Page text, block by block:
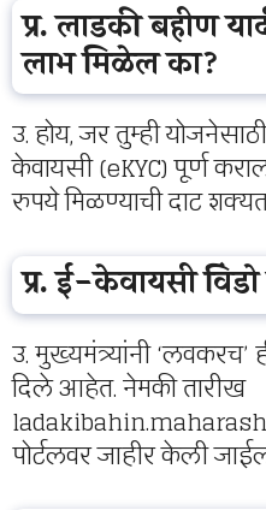
प्र. लाडकी बहीण
लाभ मिळेल का?
उ. होय, जर तुम्ही
केवायसी (eKYC) पूर्ण
रुपये मिळण्याची दाट
प्र. ई-केवायसी
उ. मुख्यमंत्र्यांनी
दिले आहेत. नेमकी तारीख
पोर्टलवर जाहीर केली